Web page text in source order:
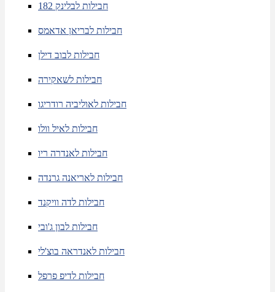
חבילות לבלינק 182
חבילות לבריאן אדאמס
חבילות לבוב דילן
חבילות לשאקירה
חבילות לאוליביה רודריגו
חבילות לאיל וולו
חבילות לאנדרה ריו
חבילות לאריאנה גרנדה
חבילות לדה וויקנד
חבילות לבון ג'ובי
חבילות לאנדראה בוצ'לי
חבילות לדיפ פרפל